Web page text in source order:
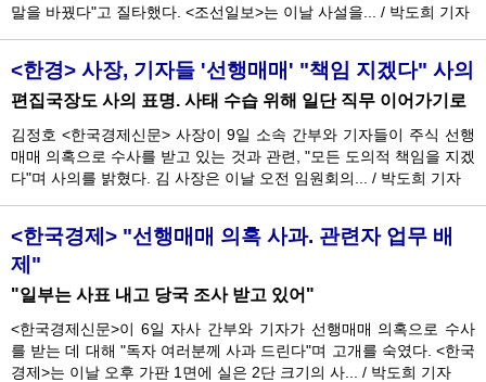
말을 바꿨다"고 질타했다. <조선일보>는 이날 사설을...
/ 박도희 기자
<한경> 사장, 기자들 '선행매매' "책임 지겠다" 사의
편집국장도 사의 표명. 사태 수습 위해 일단 직무 이어가기로
김정호 <한국경제신문> 사장이 9일 소속 간부와 기자들이 주식 선행
매매 의혹으로 수사를 받고 있는 것과 관련, "모든 도의적 책임을 지겠
다"며 사의를 밝혔다. 김 사장은 이날 오전 임원회의...
/ 박도희 기자
<한국경제> "선행매매 의혹 사과. 관련자 업무 배
제"
"일부는 사표 내고 당국 조사 받고 있어"
<한국경제신문>이 6일 자사 간부와 기자가 선행매매 의혹으로 수사
를 받는 데 대해 "독자 여러분께 사과 드린다"며 고개를 숙였다. <한국
경제>는 이날 오후 가판 1면에 실은 2단 크기의 사...
/ 박도희 기자